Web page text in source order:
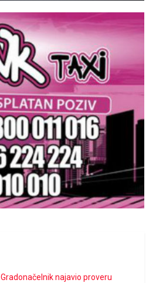
Gradonačelnik najavio proveru